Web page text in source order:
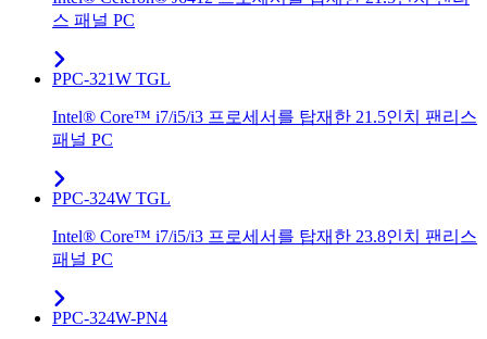
스 패널 PC
PPC-321W TGL
Intel® Core™ i7/i5/i3 프로세서를 탑재한 21.5인치 팬리스
패널 PC
PPC-324W TGL
Intel® Core™ i7/i5/i3 프로세서를 탑재한 23.8인치 팬리스
패널 PC
PPC-324W-PN4